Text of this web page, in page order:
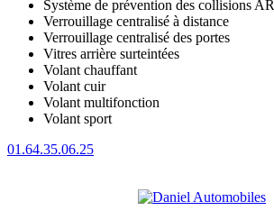
Système de prévention des collisions AR
Verrouillage centralisé à distance
Verrouillage centralisé des portes
Vitres arrière surteintées
Volant chauffant
Volant cuir
Volant multifonction
Volant sport
01.64.35.06.25